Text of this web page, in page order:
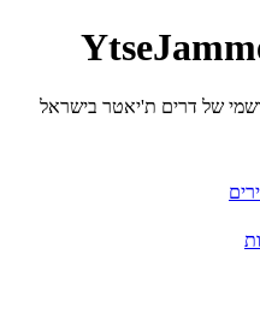
של דרים ת'יאטר בישראל